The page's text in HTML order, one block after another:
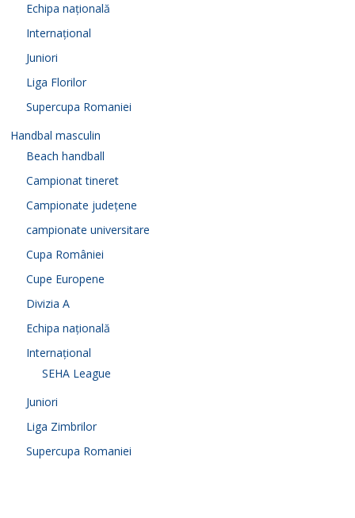
Echipa națională
Internațional
Juniori
Liga Florilor
Supercupa Romaniei
Handbal masculin
Beach handball
Campionat tineret
Campionate județene
campionate universitare
Cupa României
Cupe Europene
Divizia A
Echipa națională
Internațional
SEHA League
Juniori
Liga Zimbrilor
Supercupa Romaniei